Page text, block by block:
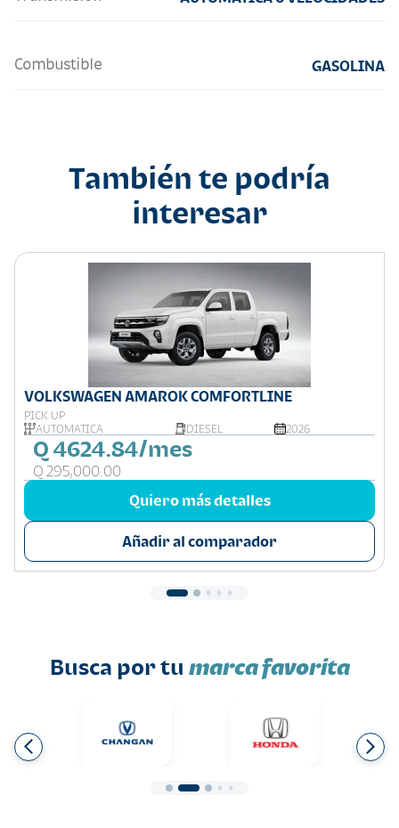
Combustible GASOLINA
También te podría
interesar
VOLKSWAGEN AMAROK COMFORTLINE
PICK UP
AUTOMÁTICA
DIESEL 2026
Q 4624.84/mes
Q 295,000.00
Quiero más detalles
Añadir al comparador
Busca por tu marca favorita